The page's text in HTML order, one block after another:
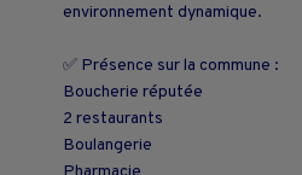
environnement dynamique.
✅ Présence sur la commune :
Boucherie réputée
2 restaurants
Boulangerie